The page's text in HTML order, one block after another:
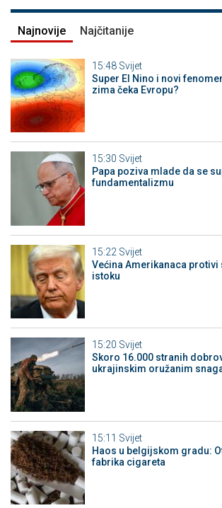
Najnovije Najčitanije
15:48 Svijet
Super El Nino i novi
zima čeka Evropu?
15:30 Svijet
Papa poziva mlade da se
fundamentalizmu
15:22 Svijet
Većina Amerikanaca protivi
istoku
15:20 Svijet
Skoro 16.000 stranih
ukrajinskim oružanim
15:11 Svijet
Haos u belgijskom gradu:
fabrika cigareta